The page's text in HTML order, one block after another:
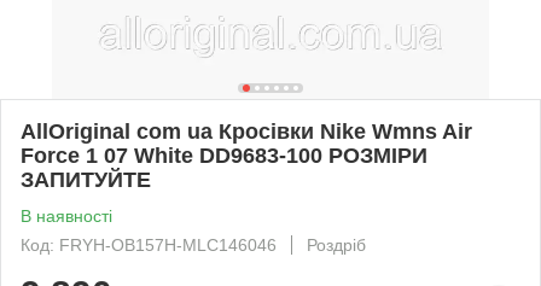
AllOriginal com ua Кросівки Nike Wmns Air
Force 1 07 White DD9683-100 РОЗМІРИ
ЗАПИТУЙТЕ
В наявності
Код: FRYH-OB157H-MLC146046
Роздріб